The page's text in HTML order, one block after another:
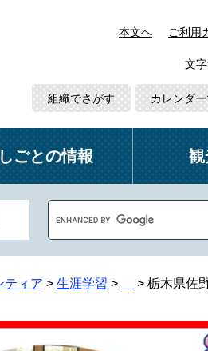
本文へ ご利用
文
組織でさがす カレンダ
しごとの情報 観
o
g
ス
タ
ティア > 生涯学習 > > 栃木県佐